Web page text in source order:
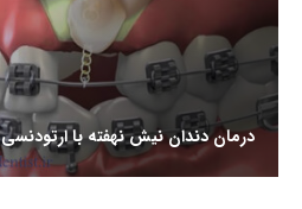
درمان دندان نیش نهفته با ارتودنسی